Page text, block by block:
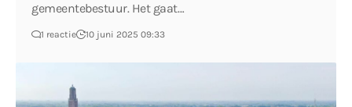
gemeentebestuur. Het gaat…
1 reactie 10 juni 2025 09:33